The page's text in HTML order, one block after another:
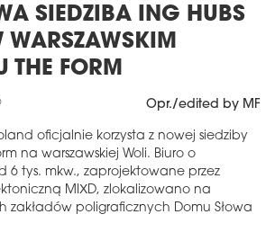
SIEDZIBA ING HUBS
WARSZAWSKIM
THE FORM
Opr./edited by MF
oficjalnie korzysta z nowej siedziby
na warszawskiej Woli. Biuro o
6 tys. mkw., zaprojektowane przez
MIXD, zlokalizowano na
poligraficznych Domu Słowa